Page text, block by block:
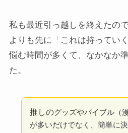
私も最近引っ越しを終えたの
よりも先に「これは持ってい
悩む時間が多くて、なかなか
た。
推しのグッズやバイブル（
が多いだけでなく、簡単に